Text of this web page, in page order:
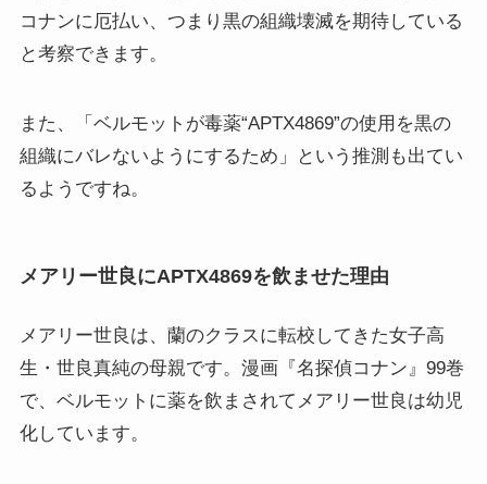
コナンに厄払い、つまり黒の組織壊滅を期待している
と考察できます。
また、「ベルモットが毒薬“APTX4869”の使用を黒の
組織にバレないようにするため」という推測も出てい
るようですね。
メアリー世良にAPTX4869を飲ませた理由
メアリー世良は、蘭のクラスに転校してきた女子高
生・世良真純の母親です。漫画『名探偵コナン』99巻
で、ベルモットに薬を飲まされてメアリー世良は幼児
化しています。